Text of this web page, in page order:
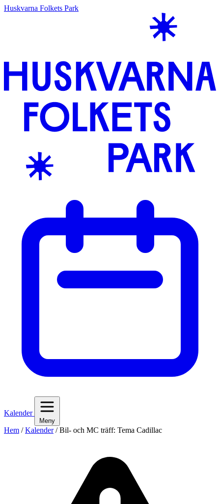
Huskvarna Folkets Park
Kalender
Meny
Hem /Kalender/Bil- och MC träff: Tema Cadillac